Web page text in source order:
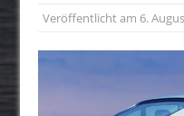
Veröffentlicht am 6.